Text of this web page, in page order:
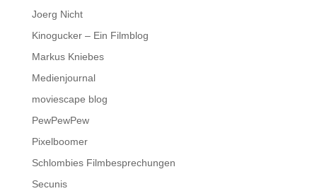
Joerg Nicht
Kinogucker – Ein Filmblog
Markus Kniebes
Medienjournal
moviescape blog
PewPewPew
Pixelboomer
Schlombies Filmbesprechungen
Secunis